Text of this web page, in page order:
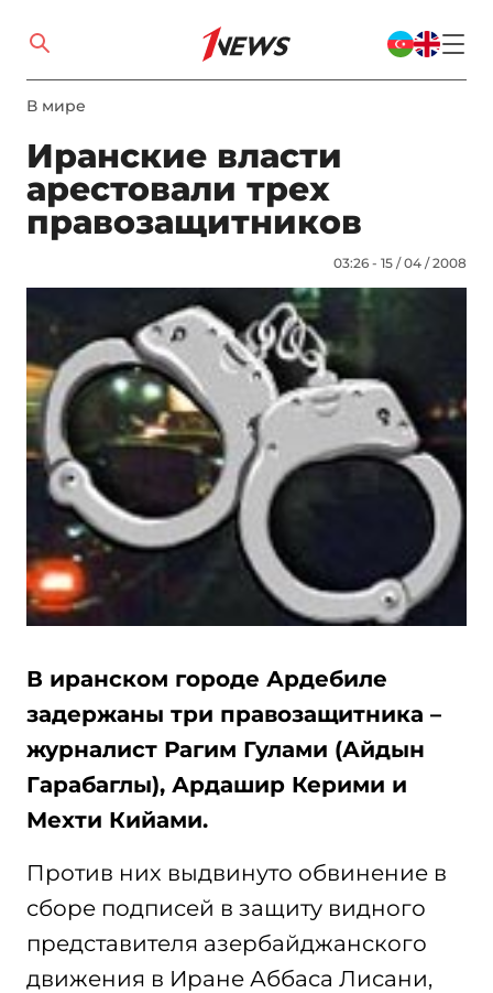
В мире
Иранские власти
арестовали трех
правозащитников
03:26 - 15 / 04 / 2008
В иранском городе Ардебиле
задержаны три правозащитника –
журналист Рагим Гулами (Айдын
Гарабаглы), Ардашир Керими и
Мехти Кийами.
Против них выдвинуто обвинение в
сборе подписей в защиту видного
представителя азербайджанского
движения в Иране Аббаса Лисани,